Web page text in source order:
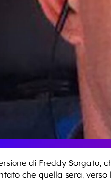
di Freddy Sorgato,
che quella sera,